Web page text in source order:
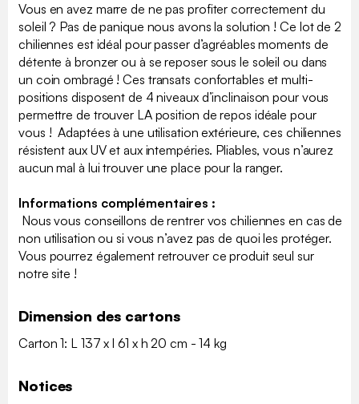
Vous en avez marre de ne pas profiter correctement du
soleil ? Pas de panique nous avons la solution ! Ce lot de 2
chiliennes est idéal pour passer d’agréables moments de
détente à bronzer ou à se reposer sous le soleil ou dans
un coin ombragé ! Ces transats confortables et multi-
positions disposent de 4 niveaux d’inclinaison pour vous
permettre de trouver LA position de repos idéale pour
vous ! Adaptées à une utilisation extérieure, ces chiliennes
résistent aux UV et aux intempéries. Pliables, vous n’aurez
aucun mal à lui trouver une place pour la ranger.
Informations complémentaires :
Nous vous conseillons de rentrer vos chiliennes en cas de
non utilisation ou si vous n’avez pas de quoi les protéger.
Vous pourrez également retrouver ce produit seul sur
notre site !
Dimension des cartons
Carton 1: L 137 x l 61 x h 20 cm - 14 kg
Notices